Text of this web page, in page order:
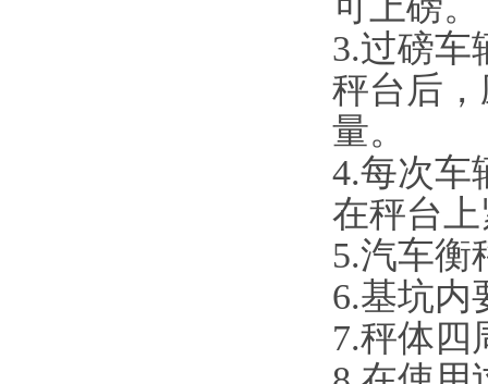
3.过磅车
秤台后
量。
4.每次车
在秤台
5.汽车衡
6.基坑内
7.秤体四